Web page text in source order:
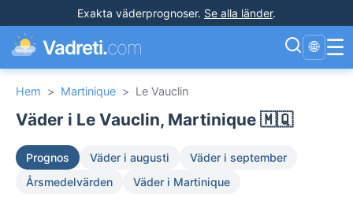
Exakta väderprognoser. Se alla länder.
Vadreti.com 🌐 ☰
Hem > Martinique > Le Vauclin
Väder i Le Vauclin, Martinique 🇲🇶
Prognos Väder i augusti
Väder i september
Årsmedelvärden
Väder i Martinique